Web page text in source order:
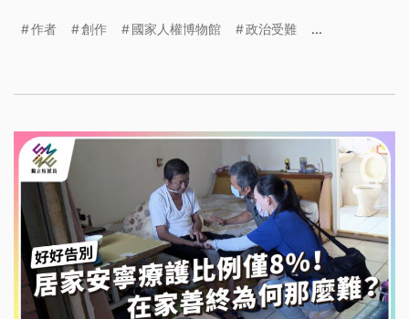
解嚴後校園監視等議題。館長洪世芳強調人權教育應
眾了解威權統治歷史，珍惜現有的民主自由。
作者 創作 國家人權博物館 政治受難 ...